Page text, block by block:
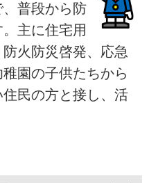
普段から防
主に住宅用
火防災啓発、応急
園の子供たちから
民の方と接し、活